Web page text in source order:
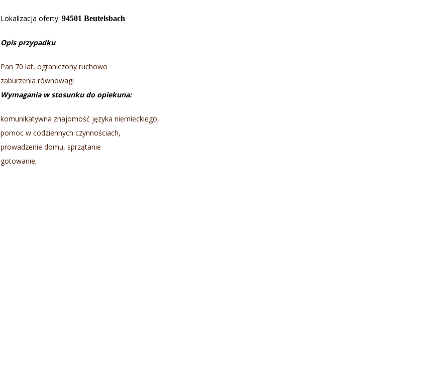
Lokalizacja oferty:94501 Beutelsbach
Opis przypadku:
Pan 70 lat, ograniczony ruchowo
zaburzenia równowagi
Wymagania w stosunku do opiekuna:
komunikatywna znajomość języka niemieckiego,
pomoc w codziennych czynnościach,
prowadzenie domu, sprzątanie
gotowanie,